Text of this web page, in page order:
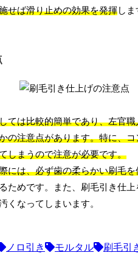
せば滑り止めの効果を発揮しま
ては比較的簡単であり、左官
の注意点があります。特に、
しまうので注意が必要です。
には、必ず歯の柔らかい刷毛
ためです。また、刷毛引き仕
くなってしまいます。
ノロ引き モルタル 刷毛引